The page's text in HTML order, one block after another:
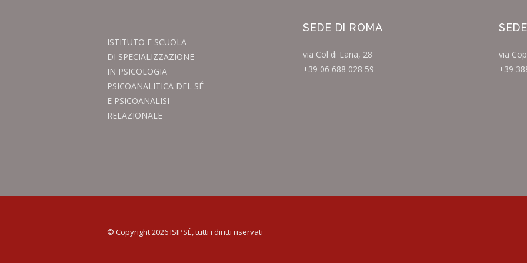
ISTITUTO E SCUOLA
DI SPECIALIZZAZIONE
IN PSICOLOGIA
PSICOANALITICA DEL SÉ
E PSICOANALISI
RELAZIONALE
SEDE DI ROMA
via Col di Lana, 28
+39 06 688 028 59
via
+39
© Copyright 2026 ISIPSÉ, tutti i diritti riservati